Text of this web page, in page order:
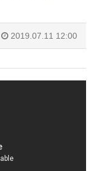
2019.07.11 12:00